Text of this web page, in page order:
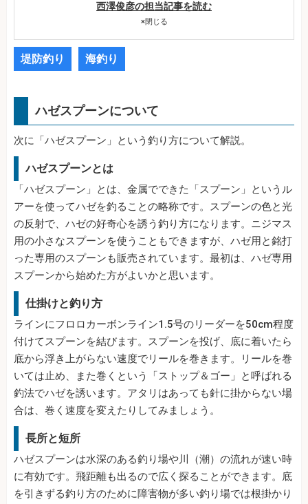
西澤俊彦の担当記事を読む
×閉じる
堤防釣り 海釣り
ハゼスプーンについて
次に「ハゼスプーン」という釣り方について解説。
ハゼスプーンとは
「ハゼスプーン」とは、金属でできた「スプーン」というル
アーを使ってハゼを釣ることの略称です。スプーンの色と光
の反射で、ハゼの好奇心を誘う釣り方になります。ニジマス
用の小さなスプーンを使うこともできますが、ハゼ用と銘打
った専用のスプーンも販売されています。最初は、ハゼ専用
スプーンから始めた方がよいかと思います。
仕掛けと釣り方
ラインにフロロカーボンライン1.5号のリーダーを50cm程度
付けてスプーンを結びます。スプーンを投げ、底に着いたら
底から浮き上がらない速度でリールを巻きます。リールを巻
いては止め、また巻くという「ストップ＆ゴー」と呼ばれる
釣法でハゼを誘います。アタリはあっても針に掛からない場
合は、巻く速度を変えたりしてみましょう。
長所と短所
ハゼスプーンは水深のある釣り場や川（潮）の流れが速い時
に有効です。飛距離も出るので広く探ることができます。底
を引きずる釣り方のために障害物が多い釣り場では根掛かり